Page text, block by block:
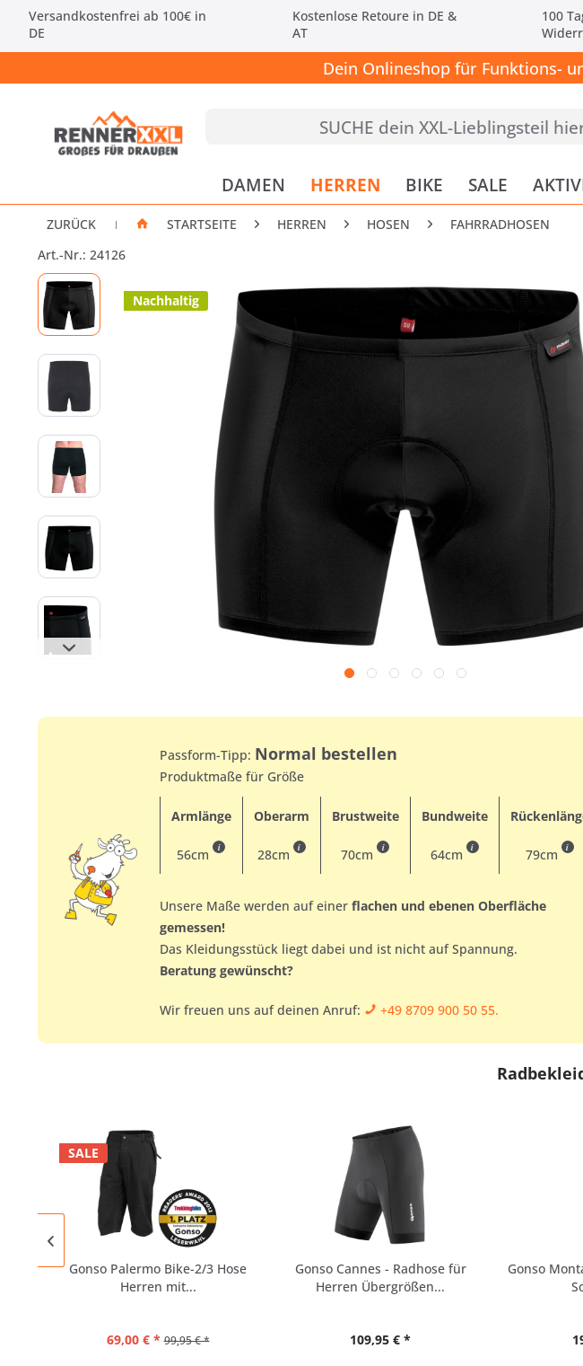
Versandkostenfrei ab 100€ in
DE
Kostenlose Retoure in DE &
AT
100
Dein Onlineshop für Funktions-
DAMEN HERREN BIKE SALE
ZURÜCK | STARTSEITE HERREN HOSEN FAHRRADHOSEN
Nachhaltig
Passform-Tipp: Normal bestellen
Produktmaße für Größe
Armlänge Oberarm Brustweite Bundweite
56cm i 28cm i 70cm i 64cm i 79cm i
Unsere Maße werden auf einer flachen und ebenen Oberfläche
gemessen!
Das Kleidungsstück liegt dabei und ist nicht auf Spannung.
Beratung gewünscht?
Wir freuen uns auf deinen Anruf: +49 8709 900 50 55.
Art.-Nr.: 24126
SALE
Gonso Palermo Bike-2/3 Hose
Herren mit...
69,00 € * 99,95 € *
Gonso Cannes - Radhose für
Herren Übergrößen...
109,95 € *
Gonso